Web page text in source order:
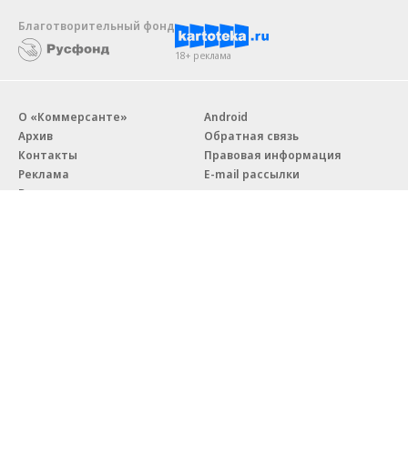
Благотворительный фонд
18+ реклама
О «Коммерсанте»
Архив
Контакты
Реклама
Вакансии
Android
Обратная связь
Правовая информация
E-mail рассылки